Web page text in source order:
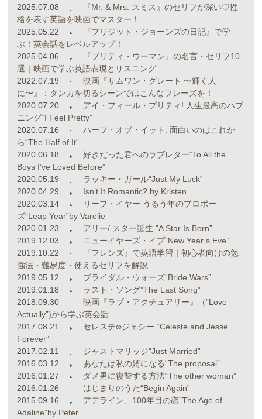
2025.07.08
『Mr. & Mrs. スミス』のセリフが深い♡性
格を表す英語を映画でマスター！
2025.05.22
『ブリジット・ジョーンズの日記』で学
ぶ！英会話をレベルアップ！
2025.04.06
『プリティ・ウーマン』の名言・セリフ10
選｜映画で学ぶ英語表現とリスニング
2022.07.19
映画『サムワン・グレート 〜輝く人
に〜』：タンカを切るシーンではこんなフレーズを！
2020.07.20
アイ・フィール・プリティ! 人生最高のハプ
ニング“I Feel Pretty”
2020.07.16
ハーフ・オブ・イット: 面白いのはこれか
ら“The Half of It”
2020.06.18
好きだった君へのラブレター“To All the
Boys I’ve Loved Before”
2020.05.19
ラッキー・ガール“Just My Luck”
2020.04.29
Isn’t It Romantic? by Kristen
2020.03.14
リープ・イヤー うるう年のプロポー
ズ“Leap Year”by Varelie
2020.01.23
アリー/ スター誕生 ”A Star Is Born”
2019.12.03
ニューイヤーズ・イブ“New Year’s Eve”
2019.10.22
『フレンズ』で英語学習｜初心者向けの勉
強法・難易度・使えるセリフを解説
2019.05.12
ブライダル・ウォーズ“Bride Wars”
2019.01.18
ラスト・ソング”The Last Song”
2018.09.30
映画『ラブ・アクチュアリー』（”Love
Actually”)から学ぶ英会話
2017.08.21
セレステ∞ジェシー “Celeste and Jesse
Forever”
2017.02.11
ジャストマリッジ“Just Married”
2016.03.12
あなたは私の婿になる“The proposal”
2016.01.27
ダメ男に復讐する方法“The other woman”
2016.01.26
はじまりのうた“Begin Again”
2015.09.16
アデライン、100年目の恋”The Age of
Adaline”by Peter